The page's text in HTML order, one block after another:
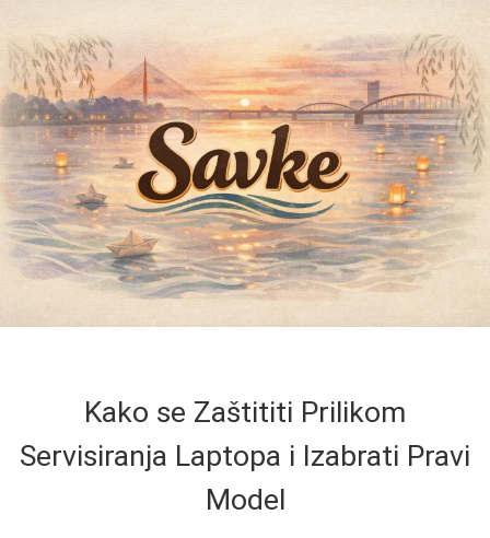
Kako se Zaštititi Prilikom
Servisiranja Laptopa i Izabrati Pravi
Model